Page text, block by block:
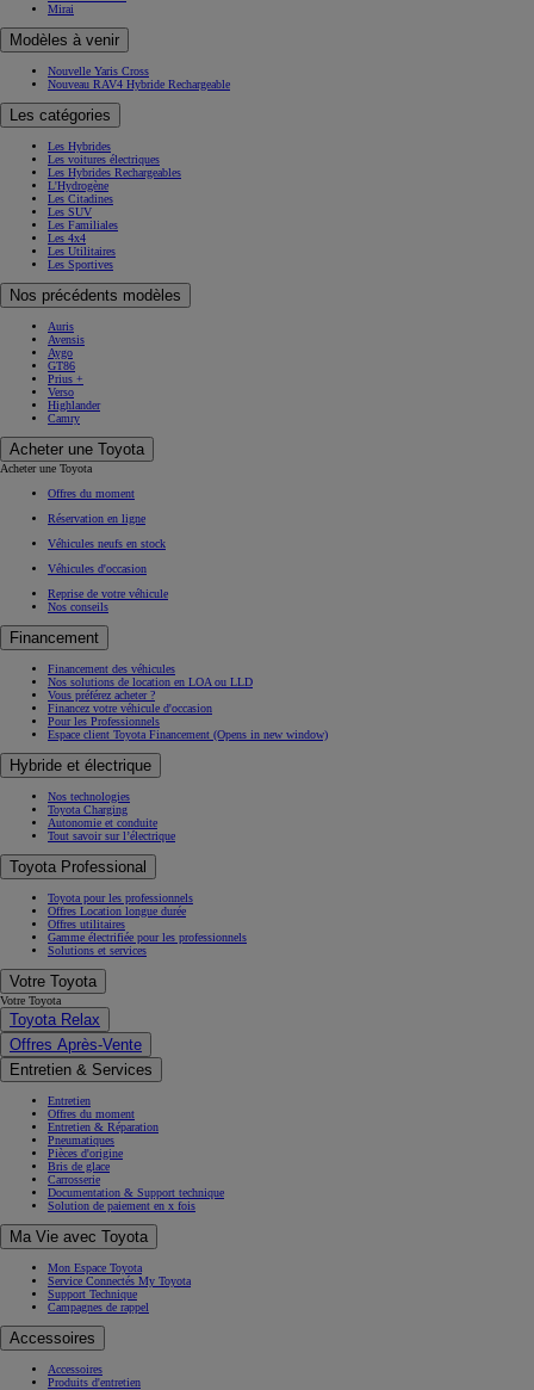
Mirai
Modèles à venir
Nouvelle Yaris Cross
Nouveau RAV4 Hybride Rechargeable
Les catégories
Les Hybrides
Les voitures électriques
Les Hybrides Rechargeables
L'Hydrogène
Les Citadines
Les SUV
Les Familiales
Les 4x4
Les Utilitaires
Les Sportives
Nos précédents modèles
Auris
Avensis
Aygo
GT86
Prius +
Verso
Highlander
Camry
Acheter une Toyota
Acheter une Toyota
Offres du moment
Réservation en ligne
Véhicules neufs en stock
Véhicules d'occasion
Reprise de votre véhicule
Nos conseils
Financement
Financement des véhicules
Nos solutions de location en LOA ou LLD
Vous préférez acheter ?
Financez votre véhicule d'occasion
Pour les Professionnels
Espace client Toyota Financement (Opens in new window)
Hybride et électrique
Nos technologies
Toyota Charging
Autonomie et conduite
Tout savoir sur l’électrique
Toyota Professional
Toyota pour les professionnels
Offres Location longue durée
Offres utilitaires
Gamme électrifiée pour les professionnels
Solutions et services
Votre Toyota
Votre Toyota
Toyota Relax
Offres Après-Vente
Entretien & Services
Entretien
Offres du moment
Entretien & Réparation
Pneumatiques
Pièces d'origine
Bris de glace
Carrosserie
Documentation & Support technique
Solution de paiement en x fois
Ma Vie avec Toyota
Mon Espace Toyota
Service Connectés My Toyota
Support Technique
Campagnes de rappel
Accessoires
Accessoires
Produits d'entretien